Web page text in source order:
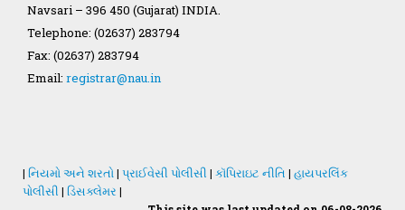
Statastics
Navsari – 396 450 (Gujarat) INDIA.
Telephone: (02637) 283794
Fax: (02637) 283794
Email: registrar@nau.in
| નિયમો અને શરતો| પ્રાઈવેસી પોલીસી | કૉપિરાઇટ નીતિ | હાયપરલિંક
પોલીસી | ડિસક્લેમર |